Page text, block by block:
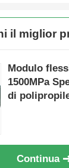
il miglior
Modulo
1500MPa
di
Continua